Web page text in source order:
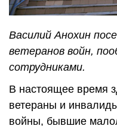
Василий Анохин
ветеранов войн,
сотрудниками.
В настоящее время
ветераны и
вой­ны, бывшие